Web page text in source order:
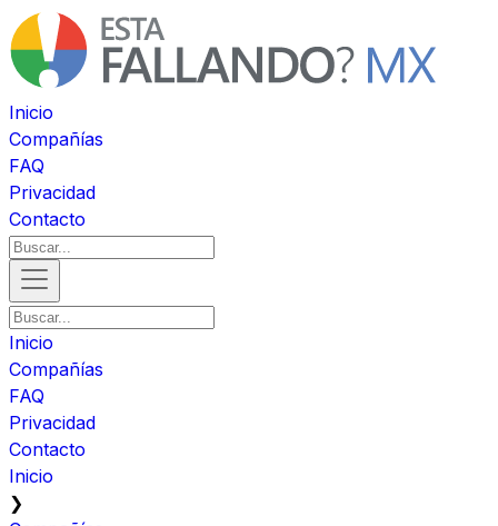
Inicio
Compañías
FAQ
Privacidad
Contacto
Inicio
Compañías
FAQ
Privacidad
Contacto
Inicio
❯